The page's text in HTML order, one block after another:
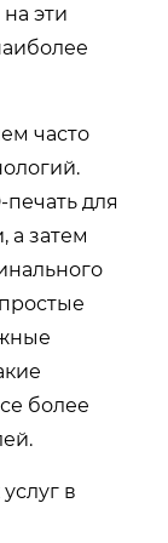
эти
часто
для
а затем
более
в